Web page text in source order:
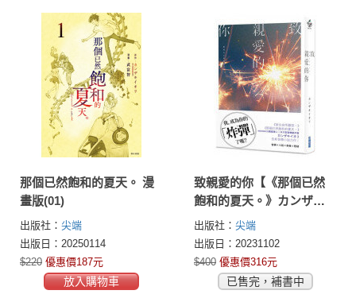
那個已然飽和的夏天。 漫
畫版(01)
出版社： 尖端
出版日：20250114
$220 優惠價187元
放入購物車
致親愛的你【《那個已然
飽和的夏天。》カンザキ
イオリ全新音樂小說力
作】
出版社： 尖端
出版日：20231102
$400 優惠價316元
已售完，補書中